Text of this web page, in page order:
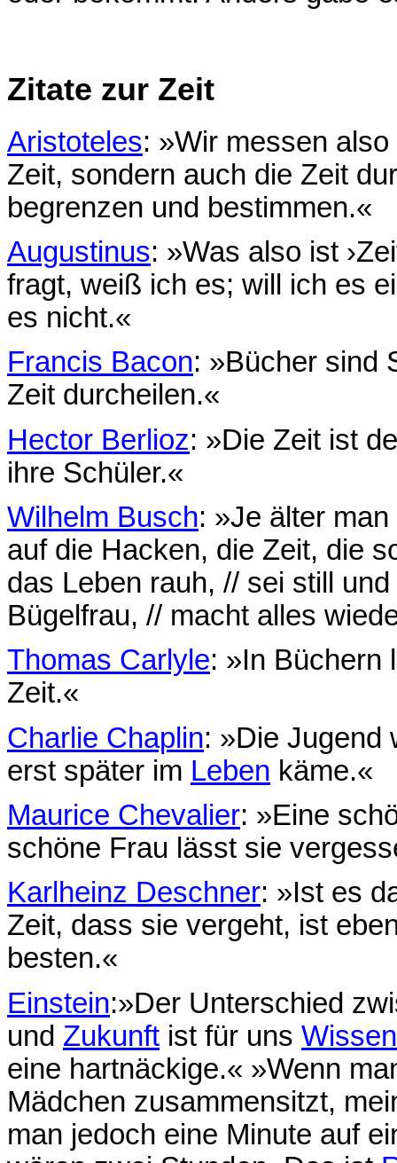
Zitate zur Zeit
Aristoteles: »Wir messen
Zeit, sondern auch die Zeit
begrenzen und bestimmen.«
Augustinus: »Was also ist
fragt, weiß ich es; will ich es
es nicht.«
Francis Bacon: »Bücher sind
Zeit durcheilen.«
Hector Berlioz: »Die Zeit ist
ihre Schüler.«
Wilhelm Busch: »Je älter
auf die Hacken, die Zeit, die
das Leben rauh, // sei still
Bügelfrau, // macht alles
Thomas Carlyle: »In Büchern
Zeit.«
Charlie Chaplin: »Die Jugend
erst später im Leben käme.«
Maurice Chevalier: »Eine
schöne Frau lässt sie
Karlheinz Deschner: »Ist es
Zeit, dass sie vergeht, ist
besten.«
Einstein:»Der Unterschied
und Zukunft ist für uns
eine hartnäckige.« »Wenn
Mädchen zusammensitzt,
man jedoch eine Minute auf